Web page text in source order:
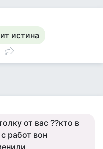
истина
от вас ??кто в
работ вон